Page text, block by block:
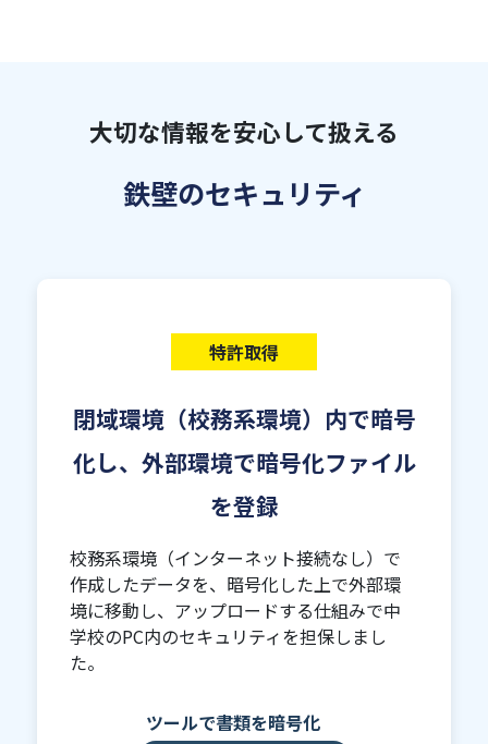
大切な情報を安心して扱える
鉄壁のセキュリティ
特許取得
閉域環境（校務系環境）内で暗号
化し、 外部環境で暗号化ファイル
を登録
校務系環境（インターネット接続なし）で
作成したデータを、暗号化した上で外部環
境に移動し、アップロードする仕組みで中
学校のPC内のセキュリティを担保しまし
た。
ツールで書類を暗号化